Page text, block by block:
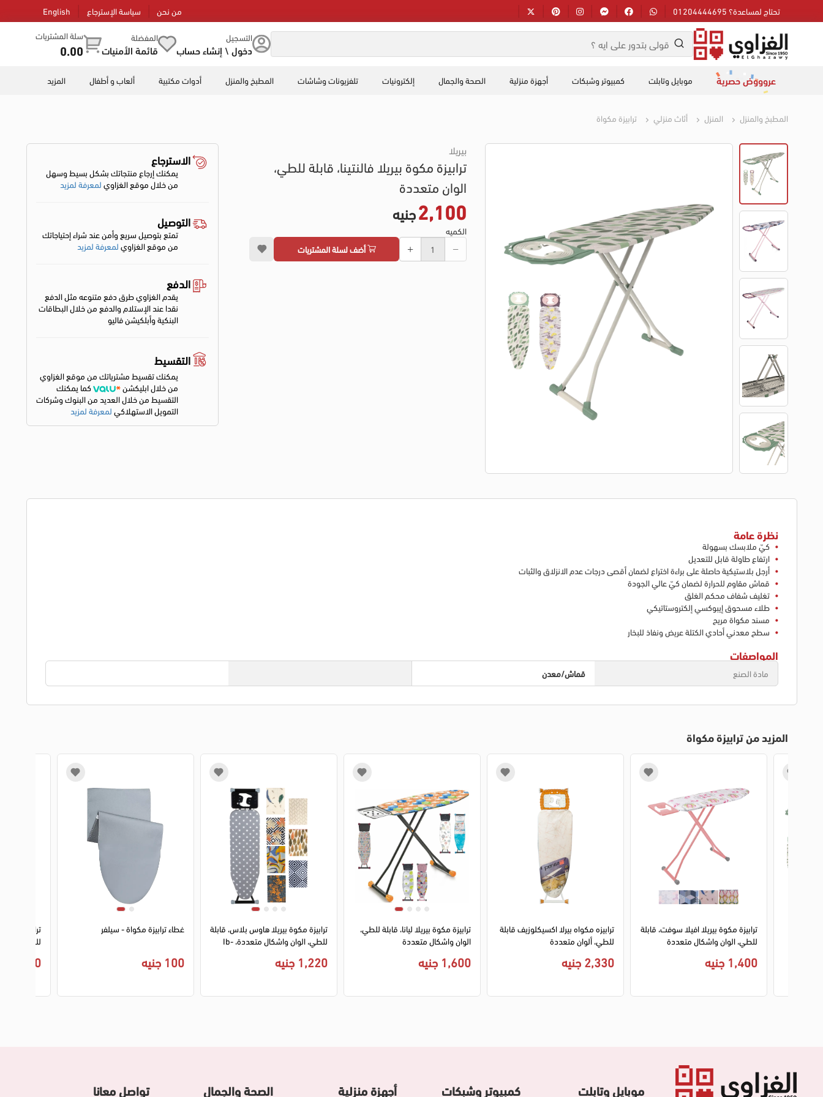
تحتاج لمساعدة؟ 01204444695 من نحن سياسة الإسترجاع English
التسجيل
دخول \ إنشاء حساب
المفضلة
قائمة الأمنيات
سلة المشتريات
0.00
عروووض حصرية موبايل وتابلت كمبيوتر وشبكات أجهزة منزلية الصحة والجمال إلكترونيات تلفزيونات وشاشات المطبخ والمنزل أدوات مكتبية ألعاب و أطفال المزيد
المطبخ والمنزل المنزل أثاث منزلي ترابيزة مكواة
بيريلا
ترابيزة مكوة بيريلا فالنتينا، قابلة للطي،
الوان متعددة
2,100جنيه
الكميه
أضف لسلة المشتريات
الاسترجاع
يمكنك إرجاع منتجاتك بشكل بسيط وسهل
من خلال موقع الغزاويلمعرفة لمزيد
التوصيل
تمتع بتوصيل سريع وأمن عند شراء إحتياجاتك
من موقع الغزاويلمعرفة لمزيد
الدفع
يقدم الغزاوي طرق دفع متنوعه مثل الدفع
نقدا عند الإستلام والدفع من خلال البطاقات
البنكية وأبلكيشن فاليو
التقسيط
يمكنك تقسيط مشترياتك من موقع الغزاوي
من خلال ابليكشن
كما يمكنك
التقسيط من خلال العديد من البنوك وشركات
التمويل الاستهلاكيلمعرفة لمزيد
نظرة عامة
كيّ ملابسك بسهولة
ارتفاع طاولة قابل للتعديل
أرجل بلاستيكية حاصلة على براءة اختراع لضمان أقصى درجات عدم الانزلاق والثبات
قماش مقاوم للحرارة لضمان كيّ عالي الجودة
تغليف شفاف محكم الغلق
طلاء مسحوق إيبوكسي إلكتروستاتيكي
مسند مكواة مريح
سطح معدني أحادي الكتلة عريض ونفاذ للبخار
المواصفات
مادة الصنع قماش/معدن
المزيد من ترابيزة مكواة
ترابيزة
للطي،
1,750 جنيه
غطاء ترابيزة مكواة - سيلفر
100 جنيه
ترابيزة مكوة بيريلا هاوس بلاس، قابلة
للطي، الوان واشكال متعددة، Ib-
1,220 جنيه
ترابيزة مكوة بيريلا ليانا، قابلة للطي،
الوان واشكال متعددة
1,600 جنيه
ترابيزه مكواه بيرلا اكسيكلوزيف قابلة
للطي، ألوان متعددة
2,330 جنيه
ترابيزة مكوة بيريلا افيلا سوفت، قابلة
للطي، الوان واشكال متعددة
1,400 جنيه
1 1 2
موبايل وتابلت كمبيوتر وشبكات أجهزة منزلية الصحة والجمال تواصل معانا